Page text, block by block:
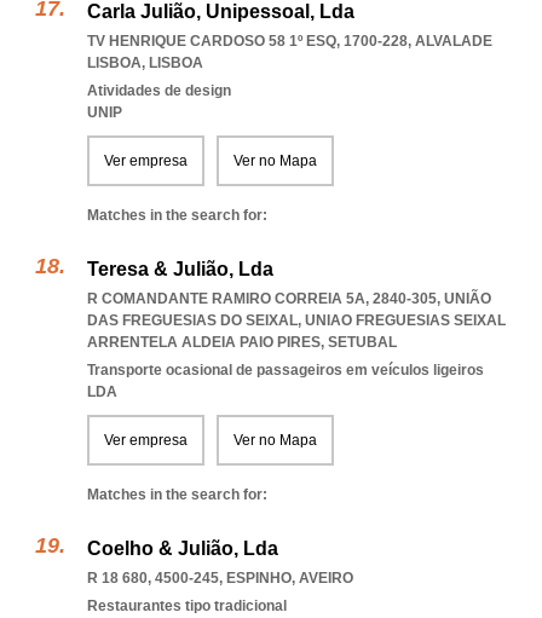
Carla Julião, Unipessoal, Lda
TV HENRIQUE CARDOSO 58 1º ESQ, 1700-228, ALVALADE
LISBOA, LISBOA
Atividades de design
UNIP
Ver empresa Ver no Mapa
Matches in the search for:
Teresa & Julião, Lda
R COMANDANTE RAMIRO CORREIA 5A, 2840-305, UNIÃO
DAS FREGUESIAS DO SEIXAL, UNIAO FREGUESIAS SEIXAL
ARRENTELA ALDEIA PAIO PIRES, SETUBAL
Transporte ocasional de passageiros em veículos ligeiros
LDA
Ver empresa Ver no Mapa
Matches in the search for:
Coelho & Julião, Lda
R 18 680, 4500-245, ESPINHO, AVEIRO
Restaurantes tipo tradicional